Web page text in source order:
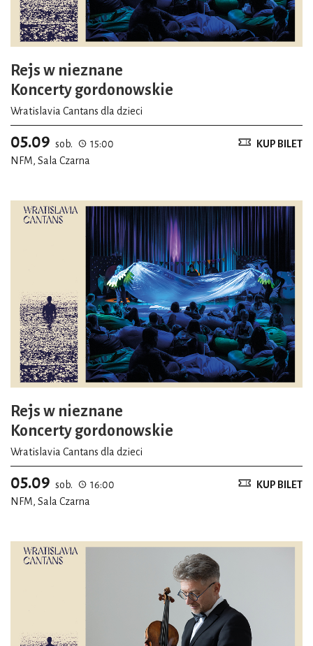
Rejs w nieznane
Koncerty gordonowskie
Wratislavia Cantans dla dzieci
05.09 sob.
15:00
NFM, Sala Czarna
KUP BILET
Rejs w nieznane
Koncerty gordonowskie
Wratislavia Cantans dla dzieci
05.09 sob.
16:00
NFM, Sala Czarna
KUP BILET